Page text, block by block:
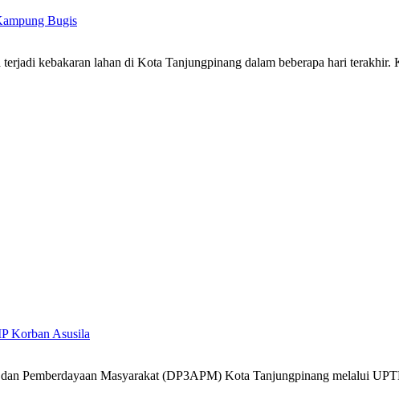
Bugis
kebakaran lahan di Kota Tanjungpinang dalam beberapa hari
Korban Asusila
Pemberdayaan Masyarakat (DP3APM) Kota Tanjungpinang melalui